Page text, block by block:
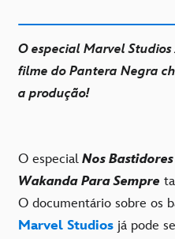
O especial Marvel
filme do Pantera Negra
a produção!
O especial Nos
Wakanda Para Sempre
O documentário sobre os
Marvel Studios já pode